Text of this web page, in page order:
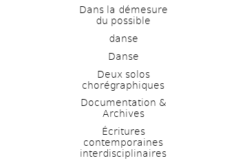
Dans la démesure
du possible
danse
Danse
Deux solos
chorégraphiques
Documentation &
Archives
Écritures
contemporaines
interdisciplinaires